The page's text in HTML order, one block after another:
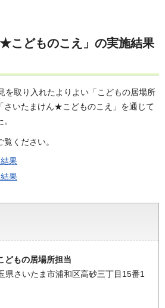
★こどものこえ」の実施結果
を取り入れたよりよい「こどもの居場所
さいたまけん★こどものこえ」を通じて
ください。
果
果
どもの居場所担当
県さいたま市浦和区高砂三丁目15番1